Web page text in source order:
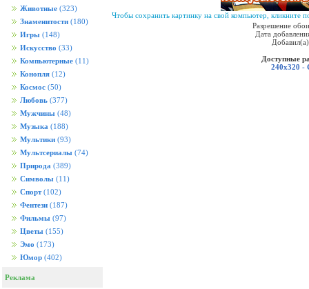
Животные (323)
Знаменитости (180)
Игры (148)
Искусство (33)
Компьютерные (11)
Конопля (12)
Космос (50)
Любовь (377)
Мужчины (48)
Музыка (188)
Мультики (93)
Мультсериалы (74)
Природа (389)
Символы (11)
Спорт (102)
Фентези (187)
Фильмы (97)
Цветы (155)
Эмо (173)
Юмор (402)
Реклама
Чтобы сохранить картинку на свой компьютер, кликните
Разрешение
Дата
Доступные
240x320 -